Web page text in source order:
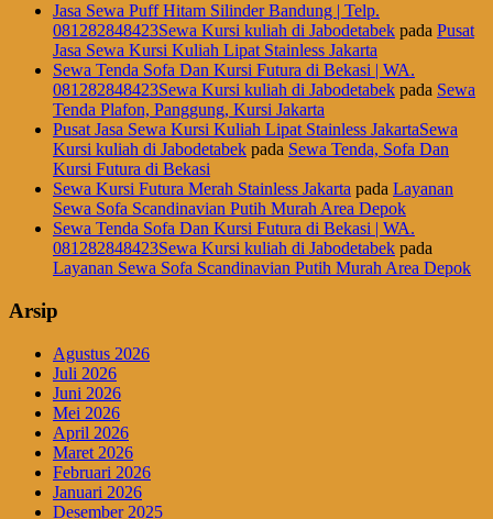
Jasa Sewa Puff Hitam Silinder Bandung | Telp.
081282848423Sewa Kursi kuliah di Jabodetabek pada Pusat
Jasa Sewa Kursi Kuliah Lipat Stainless Jakarta
Sewa Tenda Sofa Dan Kursi Futura di Bekasi | WA.
081282848423Sewa Kursi kuliah di Jabodetabek pada Sewa
Tenda Plafon, Panggung, Kursi Jakarta
Pusat Jasa Sewa Kursi Kuliah Lipat Stainless JakartaSewa
Kursi kuliah di Jabodetabek pada Sewa Tenda, Sofa Dan
Kursi Futura di Bekasi
Sewa Kursi Futura Merah Stainless Jakarta pada Layanan
Sewa Sofa Scandinavian Putih Murah Area Depok
Sewa Tenda Sofa Dan Kursi Futura di Bekasi | WA.
081282848423Sewa Kursi kuliah di Jabodetabek pada
Layanan Sewa Sofa Scandinavian Putih Murah Area Depok
Arsip
Agustus 2026
Juli 2026
Juni 2026
Mei 2026
April 2026
Maret 2026
Februari 2026
Januari 2026
Desember 2025